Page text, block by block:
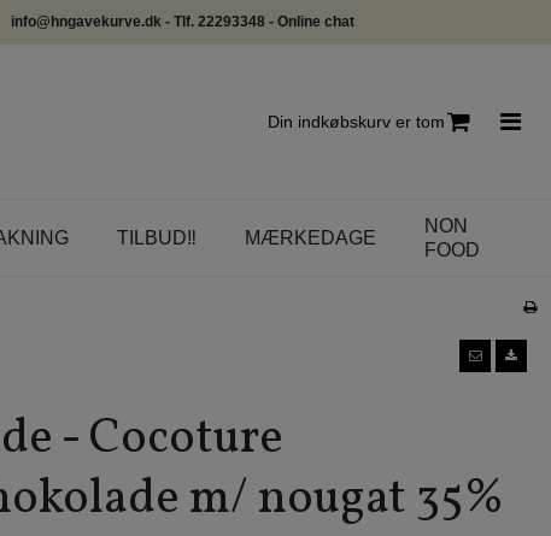
info@hngavekurve.dk - Tlf. 22293348 - Online chat
Din indkøbskurv er tom
TILBUD‼️ MÆRKEDAGE
NON
FOOD
- Cocoture
m/ nougat 35%